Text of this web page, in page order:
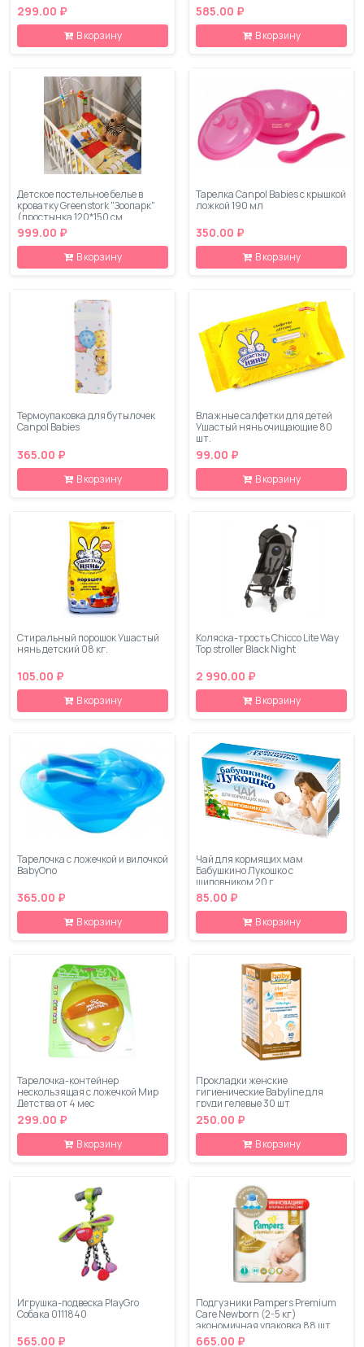
299.00 ₽
В корзину
585.00 ₽
В корзину
Детское постельное белье в
кроватку Greenstork "Зоопарк"
(простынка 120*150 см
пододеяльник 110*140 см
наволочка 40*60 см) 100%
хлопок-сатин
999.00 ₽
В корзину
Тарелка Canpol Babies с крышкой
ложкой 190 мл
350.00 ₽
В корзину
Термоупаковка для бутылочек
Canpol Babies
365.00 ₽
В корзину
Влажные салфетки для детей
Ушастый нянь очищающие 80
шт.
99.00 ₽
В корзину
Стиральный порошок Ушастый
нянь детский 08 кг.
105.00 ₽
В корзину
Коляска-трость Chicco Lite Way
Top stroller Black Night
2 990.00 ₽
В корзину
Тарелочка с ложечкой и вилочкой
BabyOno
365.00 ₽
В корзину
Чай для кормящих мам
Бабушкино Лукошко с
шиповником 20 г
85.00 ₽
В корзину
Тарелочка-контейнер
нескользящая с ложечкой Мир
Детства от 4 мес
299.00 ₽
В корзину
Прокладки женские
гигиенические Babyline для
груди гелевые 30 шт
250.00 ₽
В корзину
Игрушка-подвеска PlayGro
Собака 0111840
565.00 ₽
Подгузники Pampers Premium
Care Newborn (2-5 кг)
экономичная упаковка 88 шт
665.00 ₽